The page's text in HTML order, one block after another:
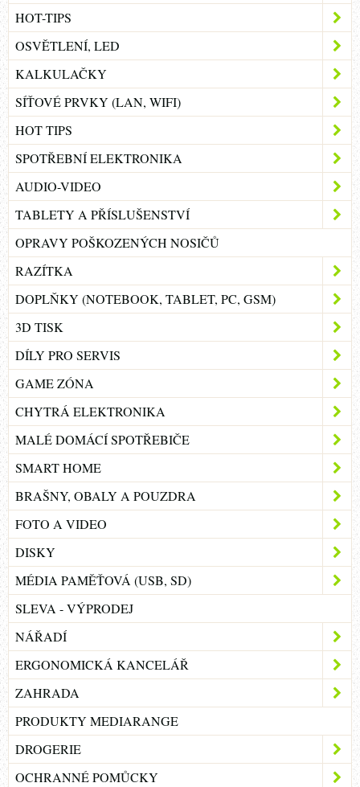
HOT-TIPS
OSVĚTLENÍ, LED
KALKULAČKY
SÍŤOVÉ PRVKY (LAN, WIFI)
HOT TIPS
SPOTŘEBNÍ ELEKTRONIKA
AUDIO-VIDEO
TABLETY A PŘÍSLUŠENSTVÍ
OPRAVY POŠKOZENÝCH NOSIČŮ
RAZÍTKA
DOPLŇKY (NOTEBOOK, TABLET, PC, GSM)
3D TISK
DÍLY PRO SERVIS
GAME ZÓNA
CHYTRÁ ELEKTRONIKA
MALÉ DOMÁCÍ SPOTŘEBIČE
SMART HOME
BRAŠNY, OBALY A POUZDRA
FOTO A VIDEO
DISKY
MÉDIA PAMĚŤOVÁ (USB, SD)
SLEVA - VÝPRODEJ
NÁŘADÍ
ERGONOMICKÁ KANCELÁŘ
ZAHRADA
PRODUKTY MEDIARANGE
DROGERIE
OCHRANNÉ POMŮCKY